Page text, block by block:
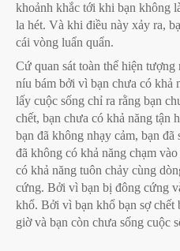
khoảnh khắc tới khi bạn không
la hét. Và khi điều này xảy ra,
cái vòng luẩn quẩn.
Cứ quan sát toàn thể hiện
níu bám bởi vì bạn chưa có khả
lấy cuộc sống chỉ ra rằng bạn
chết, bạn chưa có khả năng tận
bạn đã không nhạy cảm, bạn
đã không có khả năng chạm
có khả năng tuôn chảy cùng
cứng. Bởi vì bạn bị đông cứng
khổ. Bởi vì bạn khổ bạn sợ
giờ và bạn còn chưa sống cuộc